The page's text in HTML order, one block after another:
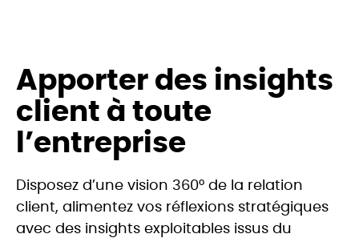
Apporter des insights
client à toute
l’entreprise
Disposez d’une vision 360° de la relation
client, alimentez vos réflexions stratégiques
avec des insights exploitables issus du